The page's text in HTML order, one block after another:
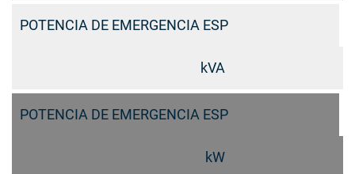
POTENCIA DE EMERGENCIA ESP
kVA
POTENCIA DE EMERGENCIA ESP
kW